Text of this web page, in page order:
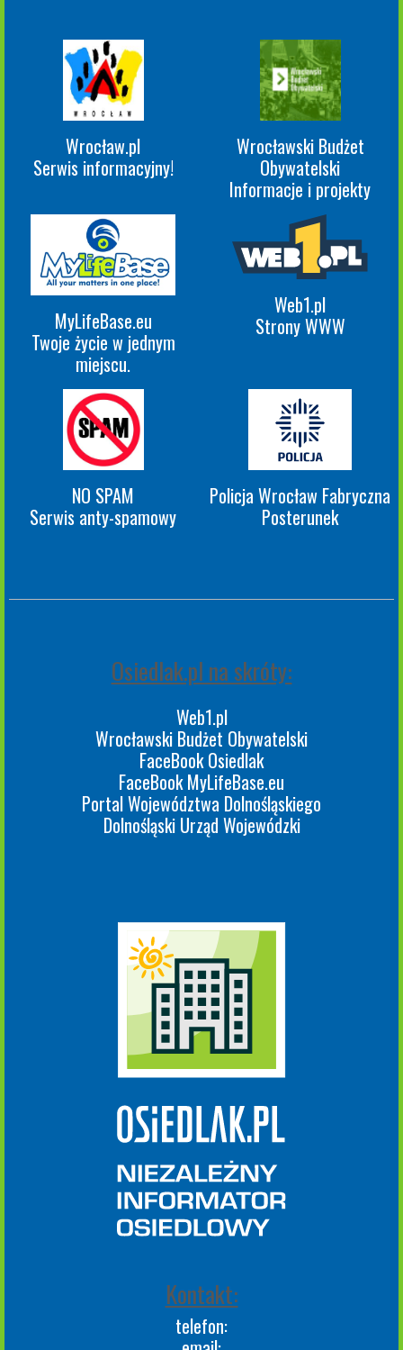
Wrocław.pl
Serwis informacyjny!
Wrocławski Budżet
Obywatelski
Informacje i projekty
MyLifeBase.eu
Twoje życie w jednym
miejscu.
Web1.pl
Strony WWW
NO SPAM
Serwis anty-spamowy
Policja Wrocław Fabryczna
Posterunek
Osiedlak.pl na skróty:
Web1.pl
Wrocławski Budżet Obywatelski
FaceBook Osiedlak
FaceBook MyLifeBase.eu
Portal Województwa Dolnośląskiego
Dolnośląski Urząd Wojewódzki
Kontakt:
telefon: